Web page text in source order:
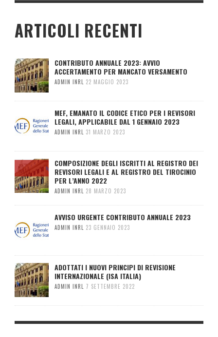
ARTICOLI RECENTI
CONTRIBUTO ANNUALE 2023: AVVIO
ACCERTAMENTO PER MANCATO VERSAMENTO
ADMIN INRL 22 MAGGIO 2023
MEF, EMANATO IL CODICE ETICO PER I REVISORI
LEGALI, APPLICABILE DAL 1 GENNAIO 2023
ADMIN INRL 31 MARZO 2023
COMPOSIZIONE DEGLI ISCRITTI AL REGISTRO DEI
REVISORI LEGALI E AL REGISTRO DEL TIROCINIO
PER L’ANNO 2022
ADMIN INRL 28 MARZO 2023
AVVISO URGENTE CONTRIBUTO ANNUALE 2023
ADMIN INRL 23 GENNAIO 2023
ADOTTATI I NUOVI PRINCIPI DI REVISIONE
INTERNAZIONALE (ISA ITALIA)
ADMIN INRL 7 SETTEMBRE 2022